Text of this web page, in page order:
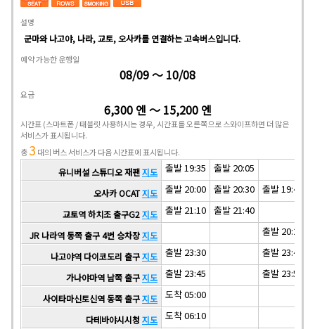
설명
군마와 나고야, 나라, 교토, 오사카를 연결하는 고속버스입니다.
예약 가능한 운행일
08/09 ～ 10/08
요금
6,300 엔 ～ 15,200 엔
시간표 (스마트폰 / 태블릿 사용하시는 경우, 시간표를 오른쪽으로 스와이프하면 더 많은
서비스가 표시됩니다.
총3 대의 버스 서비스가 다음 시간표에 표시됩니다.
유니버설 스튜디오 재팬지도 출발 19:35 출발 20:05
오사카 OCAT지도 출발 20:00 출발 20:30 출발 19:40
교토역 하치조 출구G2지도 출발 21:10 출발 21:40
JR 나라역 동쪽 출구 4번 승차장지도 출발 20:25
나고야역 다이코도리 출구지도 출발 23:30 출발 23:45
가나야마역 남쪽 출구지도 출발 23:45 출발 23:59
사이타마신토신역 동쪽 출구지도 도착 05:00
다테바야시시청 지도 도착 06:10